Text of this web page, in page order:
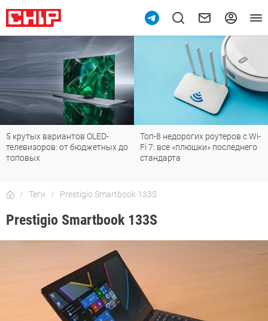
5 крутых вариантов OLED-
телевизоров: от бюджетных до
топовых
Топ-8 недорогих роутеров с Wi-
Fi 7: все «плюшки» последнего
стандарта
Теги Prestigio Smartbook 133S
Prestigio Smartbook 133S